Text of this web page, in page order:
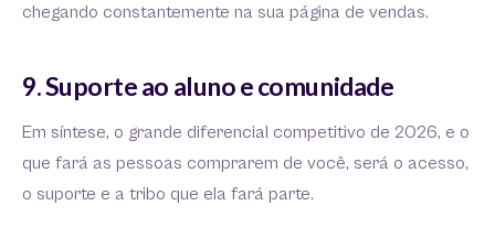
chegando constantemente na sua página de vendas.
9. Suporte ao aluno e comunidade
Em síntese, o grande diferencial competitivo de 2026, e o
que fará as pessoas comprarem de você, será o acesso,
o suporte e a tribo que ela fará parte.